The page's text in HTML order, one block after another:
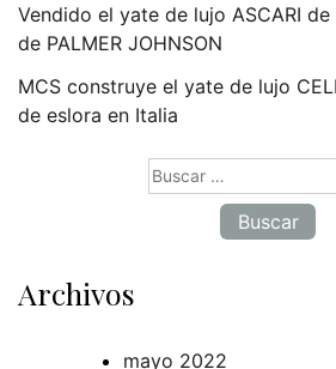
Vendido el yate de lujo ASCARI
de PALMER JOHNSON
MCS construye el yate de lujo
de eslora en Italia
Archivos
mayo 2022